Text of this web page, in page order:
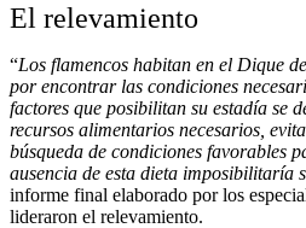
El relevamiento
“Los flamencos habitan en el Dique
por encontrar las condiciones
factores que posibilitan su estadía se
recursos alimentarios necesarios,
búsqueda de condiciones favorables
ausencia de esta dieta imposibilitaría
informe final elaborado por los
lideraron el relevamiento.